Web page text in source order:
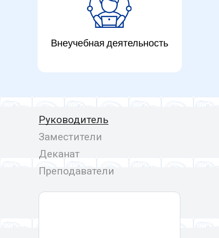
Внеучебная деятельность
Руководитель
Заместители
Деканат
Преподаватели